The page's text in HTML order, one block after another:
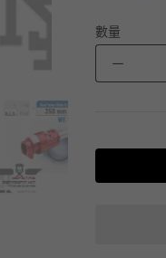
數量
－